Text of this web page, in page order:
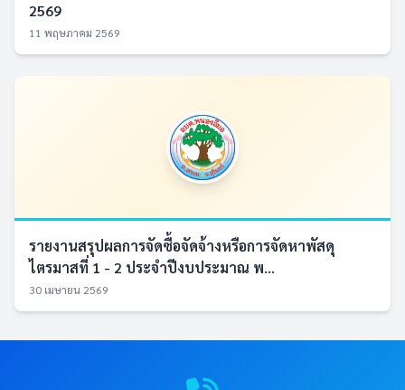
2569
11 พฤษภาคม 2569
รายงานสรุปผลการจัดซื้อจัดจ้างหรือการจัดหาพัสดุ
ไตรมาสที่ 1 - 2 ประจำปีงบประมาณ พ...
30 เมษายน 2569